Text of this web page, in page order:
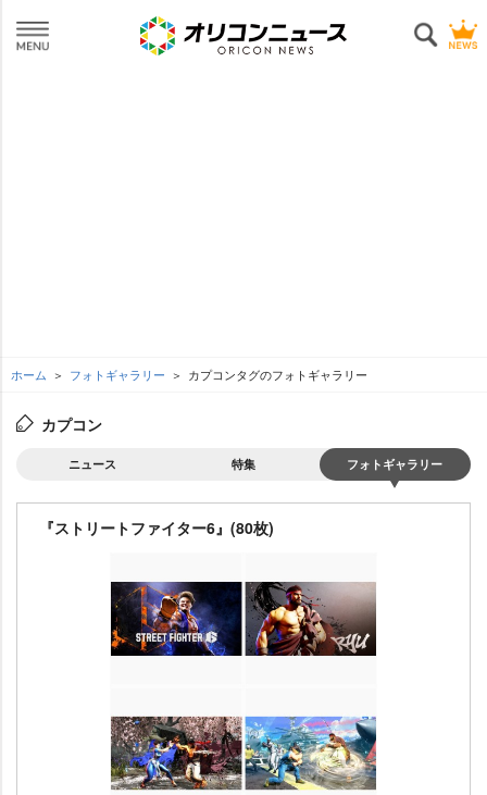
ホーム フォトギャラリー カプコンタグのフォトギャラリー
カプコン
ニュース 特集 フォトギャラリー
『ストリートファイター6』(80枚)